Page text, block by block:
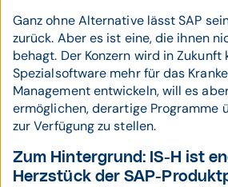
Ganz ohne Alternative lässt SAP
zurück. Aber es ist eine, die ihnen
behagt. Der Konzern wird in Zukunft
Spezialsoftware mehr für das
Management entwickeln, will es
ermöglichen, derartige Programme
zur Verfügung zu stellen.
Zum Hintergrund: IS-H ist
Herzstück der SAP-